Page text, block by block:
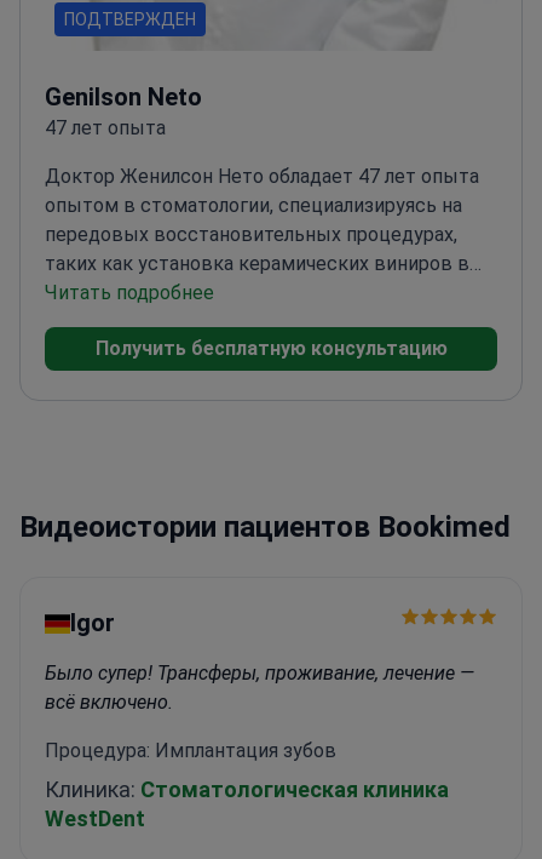
ПОДТВЕРЖДЕН
Genilson Neto
47 лет опыта
Доктор Женилсон Нето обладает 47 лет опыта
опытом в стоматологии, специализируясь на
передовых восстановительных процедурах,
таких как установка керамических виниров в
стоматологической клинике CPRO.
философии (PhD) в области биологии полости
рта, Университет Саграду
имплантатах, коронках, мостах и полной
мероприятий
Читать подробнее
Получить бесплатную консультацию
Видеоистории пациентов Bookimed
Igor
Было супер! Трансферы, проживание, лечение —
всё включено.
Процедура: Имплантация зубов
Клиника: Стоматологическая клиника
WestDent